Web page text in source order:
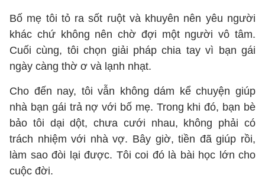
Bố mẹ tôi tỏ ra sốt ruột và khuyên nên yêu người
khác chứ không nên chờ đợi một người vô tâm.
Cuối cùng, tôi chọn giải pháp chia tay vì bạn gái
ngày càng thờ ơ và lạnh nhạt.
Cho đến nay, tôi vẫn không dám kể chuyện giúp
nhà bạn gái trả nợ với bố mẹ. Trong khi đó, bạn bè
bảo tôi dại dột, chưa cưới nhau, không phải có
trách nhiệm với nhà vợ. Bây giờ, tiền đã giúp rồi,
làm sao đòi lại được. Tôi coi đó là bài học lớn cho
cuộc đời.